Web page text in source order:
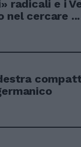
radicali e i
nel cercare ...